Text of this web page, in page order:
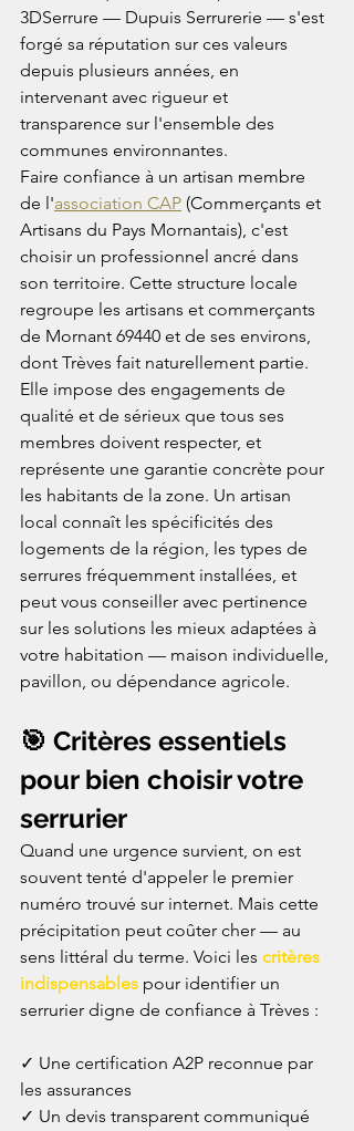
3DSerrure — Dupuis Serrurerie — s'est
forgé sa réputation sur ces valeurs
depuis plusieurs années, en
intervenant avec rigueur et
transparence sur l'ensemble des
communes environnantes.
Faire confiance à un artisan membre
de l'association CAP (Commerçants et
Artisans du Pays Mornantais), c'est
choisir un professionnel ancré dans
son territoire. Cette structure locale
regroupe les artisans et commerçants
de Mornant 69440 et de ses environs,
dont Trèves fait naturellement partie.
Elle impose des engagements de
qualité et de sérieux que tous ses
membres doivent respecter, et
représente une garantie concrète pour
les habitants de la zone. Un artisan
local connaît les spécificités des
logements de la région, les types de
serrures fréquemment installées, et
peut vous conseiller avec pertinence
sur les solutions les mieux adaptées à
votre habitation — maison individuelle,
pavillon, ou dépendance agricole.
🎯 Critères essentiels
pour bien choisir votre
serrurier
Quand une urgence survient, on est
souvent tenté d'appeler le premier
numéro trouvé sur internet. Mais cette
précipitation peut coûter cher — au
sens littéral du terme. Voici les critères
indispensables pour identifier un
serrurier digne de confiance à Trèves :
✓ Une certification A2P reconnue par
les assurances
✓ Un devis transparent communiqué